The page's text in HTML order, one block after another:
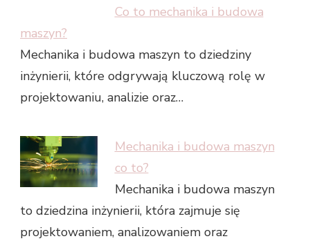
Co to mechanika i budowa
maszyn?
Mechanika i budowa maszyn to dziedziny
inżynierii, które odgrywają kluczową rolę w
projektowaniu, analizie oraz…
Mechanika i budowa maszyn
co to?
Mechanika i budowa maszyn
to dziedzina inżynierii, która zajmuje się
projektowaniem, analizowaniem oraz